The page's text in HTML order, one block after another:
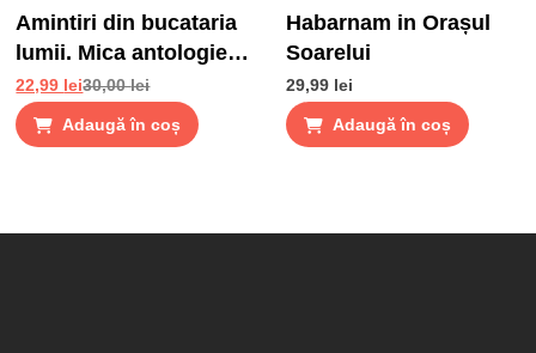
Amintiri din bucataria
lumii. Mica antologie
de gusturi, stari si
gustari
30,00lei
22,99 lei
Adaugă în coș
Habarnam in Orașul
Soarelui
29,99 lei
Adaugă în coș